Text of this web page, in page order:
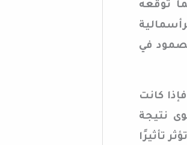
توقعه
في
كانت
نتيجة
تأثيرًا